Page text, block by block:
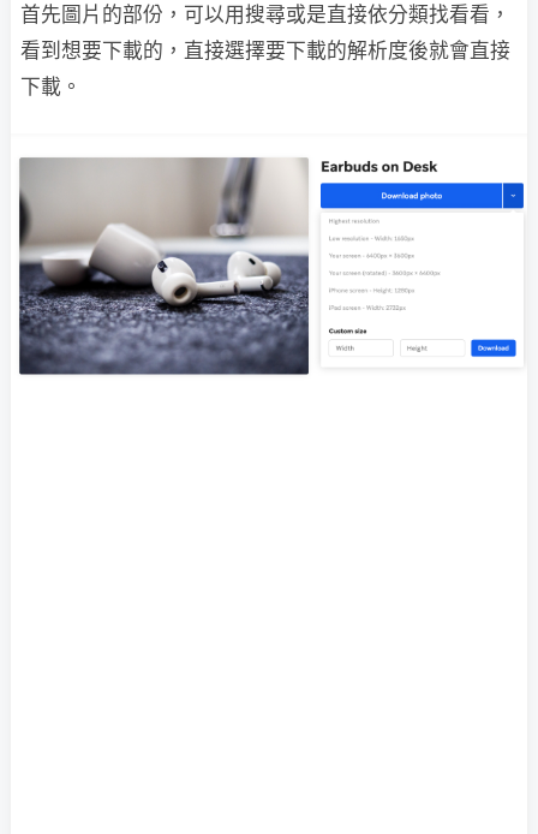
首先圖片的部份，可以用搜尋或是直接依分類找看看，
看到想要下載的，直接選擇要下載的解析度後就會直接
下載。